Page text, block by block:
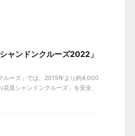
ャンドンクルーズ2022」
ルーズ」では、2015年より約4,000
見シャンドンクルーズ」を安全、